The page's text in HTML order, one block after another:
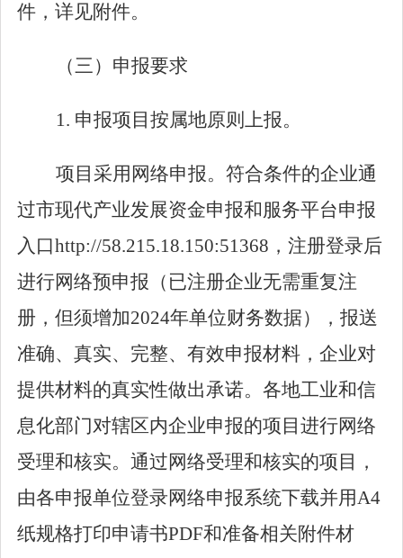
件，详见附件。
（三） 申报要求
1. 申报项目按属地原则上报。
项目采用网络申报。符合条件的企业通
过市现代产业发展资金申报和服务平台申报
入口http://58.215.18.150:51368 ，注册登录后
进行网络预申报（已注册企业无需重复注
册，但须增加2024年单位财务数据），报送
准确、真实、完整、有效申报材料，企业对
提供材料的真实性做出承诺。各地工业和信
息化部门对辖区内企业申报的项目进行网络
受理和核实。通过网络受理和核实的项目，
由各申报单位登录网络申报系统下载并用A4
纸规格打印申请书PDF和准备相关附件材